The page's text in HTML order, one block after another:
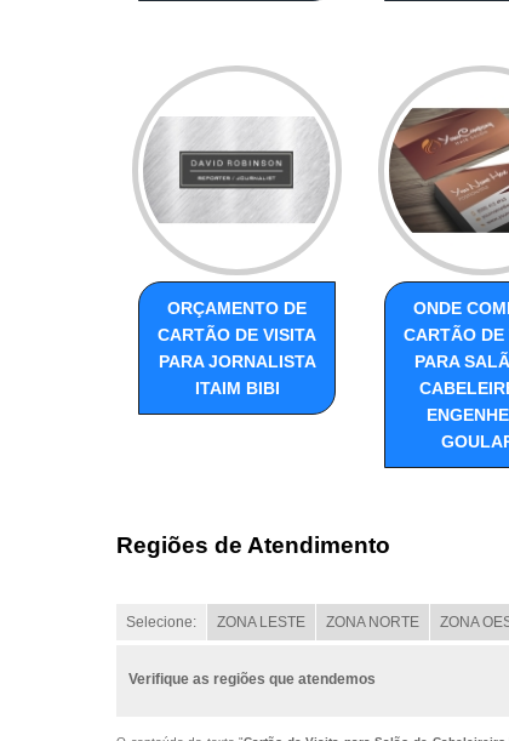
ORÇAMENTO DE
CARTÃO DE VISITA
PARA JORNALISTA
ITAIM BIBI
ONDE
CARTÃO DE
PARA
Regiões de Atendimento
Selecione: ZONA LESTE ZONA NORTE ZONA
Verifique as regiões que atendemos